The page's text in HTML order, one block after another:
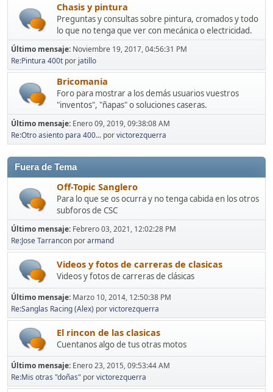
Chasis y pintura
Preguntas y consultas sobre pintura, cromados y todo
lo que no tenga que ver con mecánica o electricidad.
Último mensaje: Noviembre 19, 2017, 04:56:31 PM
Re:Pintura 400t por jatillo
Bricomania
Foro para mostrar a los demás usuarios vuestros
"inventos", "ñapas" o soluciones caseras.
Último mensaje: Enero 09, 2019, 09:38:08 AM
Re:Otro asiento para 400... porvictorezquerra
Fuera de Tema
Off-Topic Sanglero
Para lo que se os ocurra y no tenga cabida en los otros
subforos de CSC
Último mensaje: Febrero 03, 2021, 12:02:28 PM
Re:Jose Tarrancon porarmand
Videos y fotos de carreras de clasicas
Videos y fotos de carreras de clásicas
Último mensaje: Marzo 10, 2014, 12:50:38 PM
Re:Sanglas Racing (Alex) porvictorezquerra
El rincon de las clasicas
Cuentanos algo de tus otras motos
Último mensaje: Enero 23, 2015, 09:53:44 AM
Re:Mis otras "doñas" porvictorezquerra